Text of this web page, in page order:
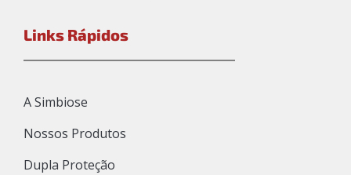
Links Rápidos
A Simbiose
Nossos Produtos
Dupla Proteção